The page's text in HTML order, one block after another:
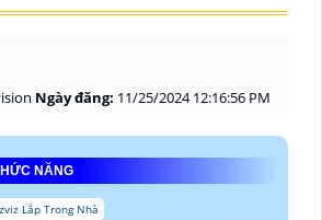
Ngày đăng: 11/25/2024 12:16:56 PM
NĂNG
Lắp Trong Nhà